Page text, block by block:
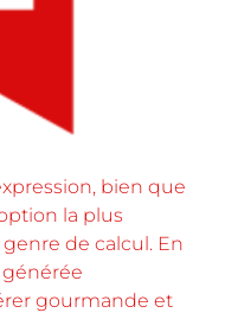
bien que
la plus
de calcul. En
générée
gourmande et